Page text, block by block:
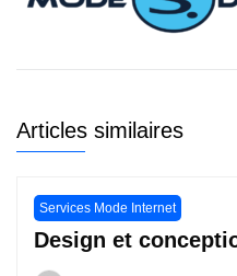
Articles similaires
Services Mode Internet
Design et